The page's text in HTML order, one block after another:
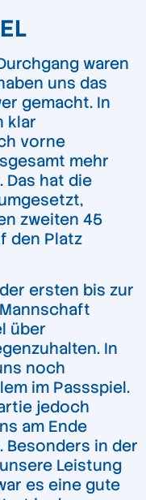
waren
uns das
gemacht. In
klar
vorne
mehr
Das hat die
zweiten 45
den Platz
ersten bis zur
über
In
noch
im Passspiel.
jedoch
am Ende
in der
Leistung
es eine gute